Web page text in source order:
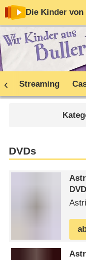
Die Kinder
Streaming
DVDs